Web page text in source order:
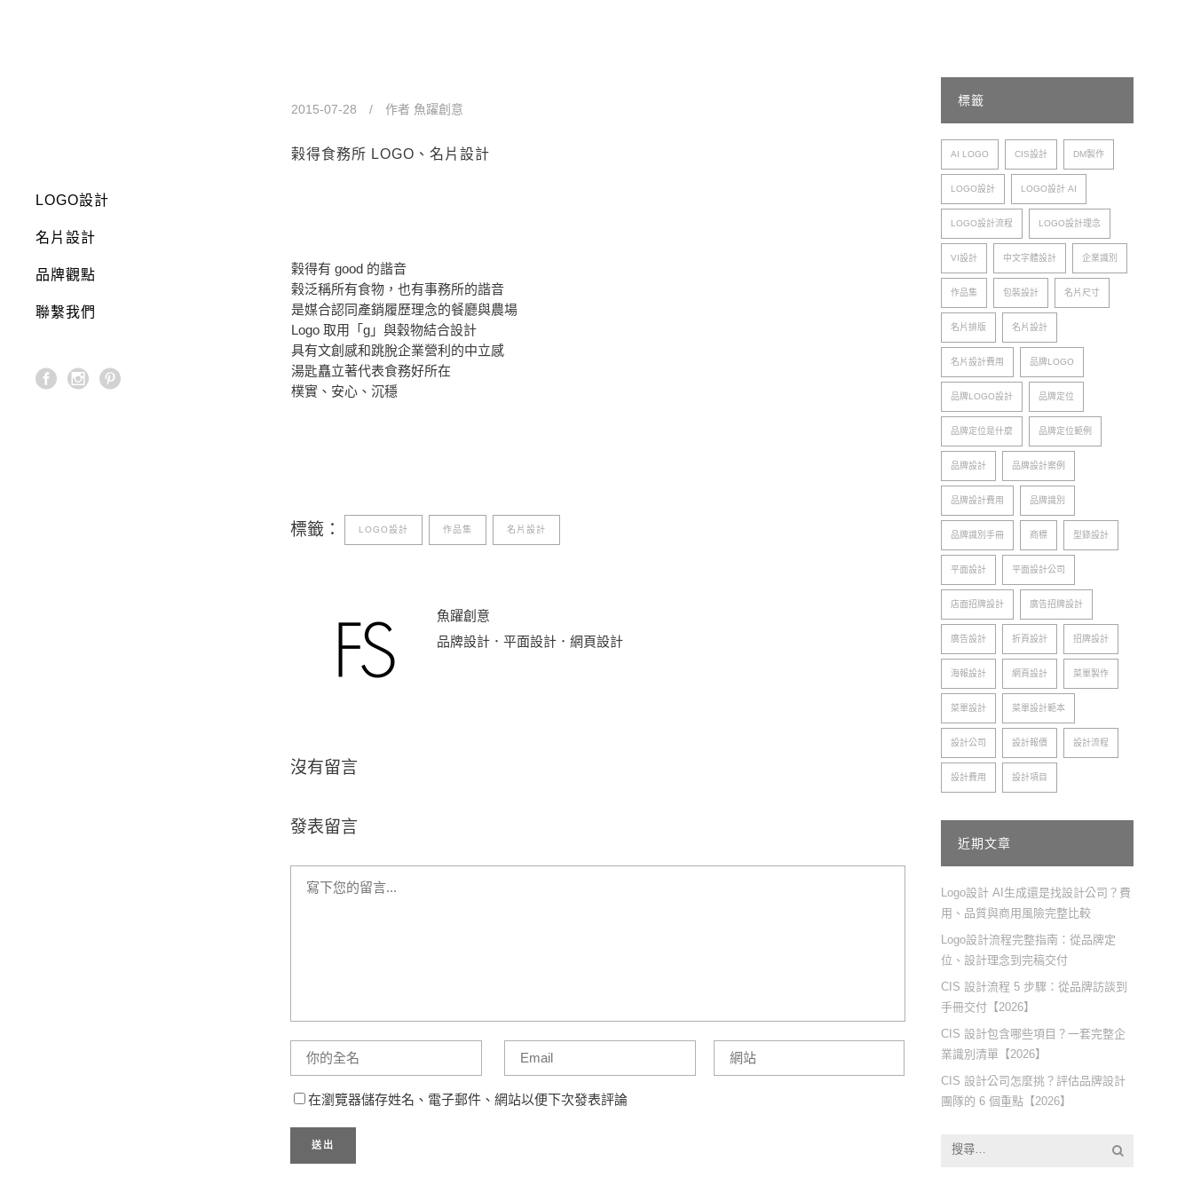
LOGO設計
名片設計
品牌觀點
聯繫我們
2015-07-28 作者 魚躍創意
榖得食務所 LOGO、名片設計
榖得有 good 的諧音
榖泛稱所有食物，也有事務所的諧音
是媒合認同產銷履歷理念的餐廳與農場
Logo 取用「g」與穀物結合設計
具有文創感和跳脫企業營利的中立感
湯匙矗立著代表食務好所在
樸實、安心、沉穩
標籤： LOGO設計 作品集 名片設計
魚躍創意
品牌設計．平面設計．網頁設計
沒有留言
發表留言
在瀏覽器儲存姓名、電子郵件、網站以便下次發表評論
標籤
AI LOGO CIS設計 DM製作
LOGO設計 LOGO設計 AI
LOGO設計流程 LOGO設計理念
VI設計 中文字體設計 企業識別
作品集 包裝設計 名片尺寸
名片排版 名片設計
名片設計費用 品牌LOGO
品牌LOGO設計 品牌定位
品牌定位是什麼 品牌定位範例
品牌設計 品牌設計案例
品牌設計費用 品牌識別
品牌識別手冊 商標 型錄設計
平面設計 平面設計公司
店面招牌設計 廣告招牌設計
廣告設計 折頁設計 招牌設計
海報設計 網頁設計 菜單製作
菜單設計 菜單設計範本
設計公司 設計報價 設計流程
設計費用 設計項目
近期文章
Logo設計 AI生成還是找設計公司？費
用、品質與商用風險完整比較
Logo設計流程完整指南：從品牌定
位、設計理念到完稿交付
CIS 設計流程 5 步驟：從品牌訪談到
手冊交付【2026】
CIS 設計包含哪些項目？一套完整企
業識別清單【2026】
CIS 設計公司怎麼挑？評估品牌設計
團隊的 6 個重點【2026】